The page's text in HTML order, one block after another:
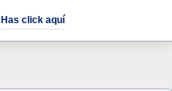
Has click aquí